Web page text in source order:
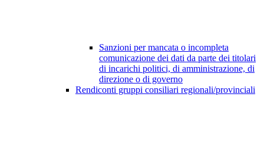
Sanzioni per mancata o incompleta
comunicazione dei dati da parte dei titolari
di incarichi politici, di amministrazione, di
direzione o di governo
Rendiconti gruppi consiliari regionali/provinciali